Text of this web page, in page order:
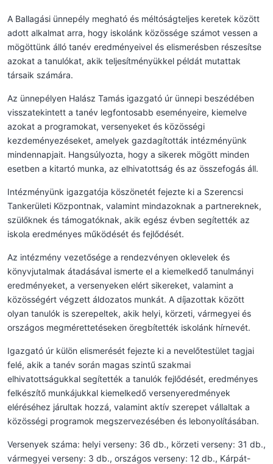
A Ballagási ünnepély megható és méltóságteljes keretek között
adott alkalmat arra, hogy iskolánk közössége számot vessen a
mögöttünk álló tanév eredményeivel és elismerésben részesítse
azokat a tanulókat, akik teljesítményükkel példát mutattak
társaik számára.
Az ünnepélyen Halász Tamás igazgató úr ünnepi beszédében
visszatekintett a tanév legfontosabb eseményeire, kiemelve
azokat a programokat, versenyeket és közösségi
kezdeményezéseket, amelyek gazdagították intézményünk
mindennapjait. Hangsúlyozta, hogy a sikerek mögött minden
esetben a kitartó munka, az elhivatottság és az összefogás áll.
Intézményünk igazgatója köszönetét fejezte ki a Szerencsi
Tankerületi Központnak, valamint mindazoknak a partnereknek,
szülőknek és támogatóknak, akik egész évben segítették az
iskola eredményes működését és fejlődését.
Az intézmény vezetősége a rendezvényen oklevelek és
könyvjutalmak átadásával ismerte el a kiemelkedő tanulmányi
eredményeket, a versenyeken elért sikereket, valamint a
közösségért végzett áldozatos munkát. A díjazottak között
olyan tanulók is szerepeltek, akik helyi, körzeti, vármegyei és
országos megmérettetéseken öregbítették iskolánk hírnevét.
Igazgató úr külön elismerését fejezte ki a nevelőtestület tagjai
felé, akik a tanév során magas szintű szakmai
elhivatottságukkal segítették a tanulók fejlődését, eredményes
felkészítő munkájukkal kiemelkedő versenyeredmények
eléréséhez járultak hozzá, valamint aktív szerepet vállaltak a
közösségi programok megszervezésében és lebonyolításában.
Versenyek száma: helyi verseny: 36 db., körzeti verseny: 31 db.,
vármegyei verseny: 3 db., országos verseny: 12 db., Kárpát-